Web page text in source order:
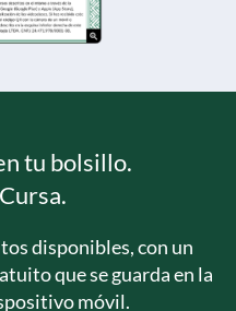
tu bolsillo.
disponibles, con un
que se guarda en la
móvil.